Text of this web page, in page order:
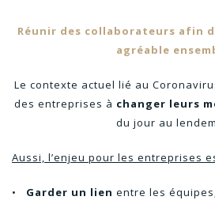
Réunir des collaborateurs afin
agréable
Le contexte actuel lié au
des entreprises à changer leurs
du jour au
Aussi, l’enjeu pour les entreprises
• Garder un lien entre les